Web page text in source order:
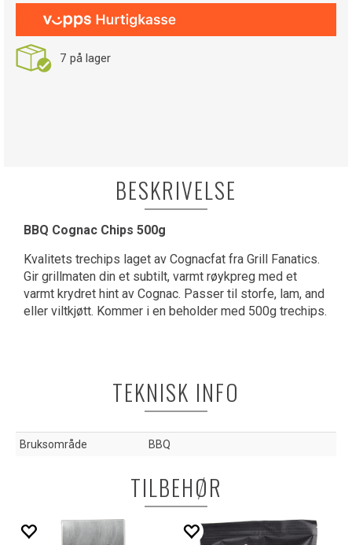
7 på lager
BESKRIVELSE
BBQ Cognac Chips 500g
Kvalitets trechips laget av Cognacfat fra Grill Fanatics.
Gir grillmaten din et subtilt, varmt røykpreg med et
varmt krydret hint av Cognac. Passer til storfe, lam, and
eller viltkjøtt. Kommer i en beholder med 500g trechips.
TEKNISK INFO
Bruksområde BBQ
TILBEHØR